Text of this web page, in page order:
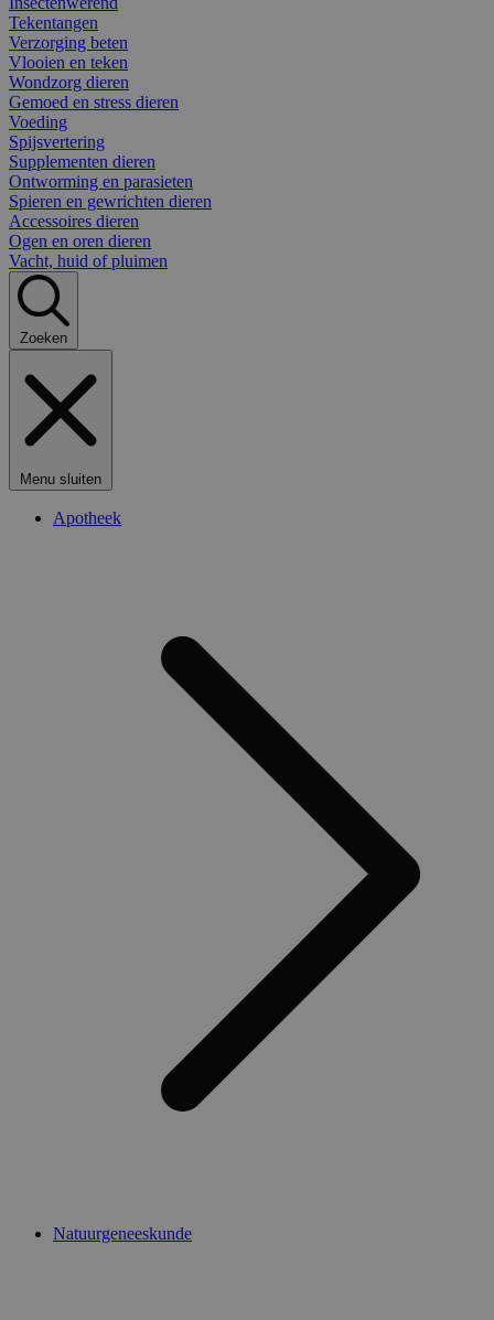
Tekentangen
Verzorging beten
Vlooien en teken
Wondzorg dieren
Gemoed en stress dieren
Voeding
Spijsvertering
Supplementen dieren
Ontworming en parasieten
Spieren en gewrichten dieren
Accessoires dieren
Ogen en oren dieren
Vacht, huid of pluimen
Zoeken
Menu sluiten
Apotheek
Natuurgeneeskunde